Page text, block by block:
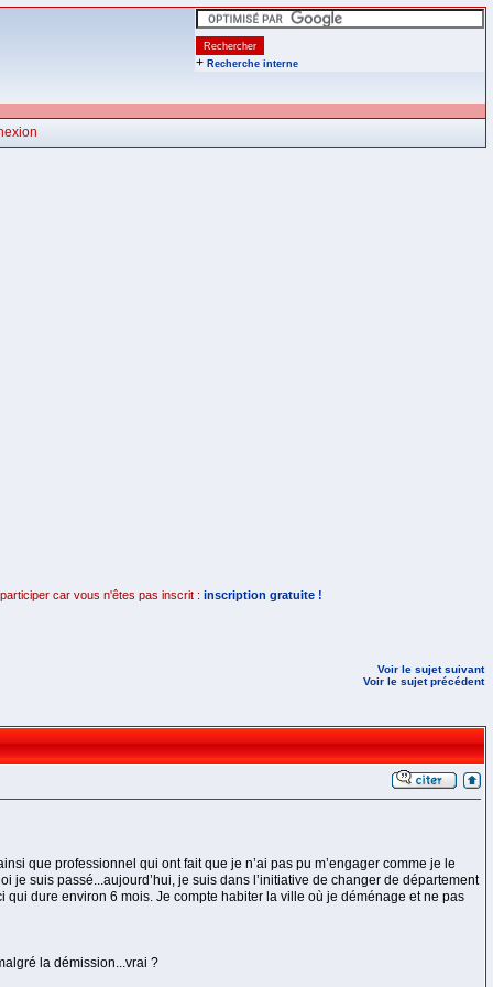
+ Recherche interne
car vous n'êtes pas inscrit : inscription gratuite !
Voir le sujet suivant
Voir le sujet précédent
que professionnel qui ont fait que je n’ai pas pu m’engager comme je le
suis passé...aujourd’hui, je suis dans l’initiative de changer de département
dure environ 6 mois. Je compte habiter la ville où je déménage et ne pas
la démission...vrai ?